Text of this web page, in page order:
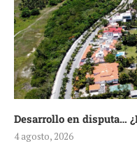
Desarrollo en disputa…
4 agosto, 2026